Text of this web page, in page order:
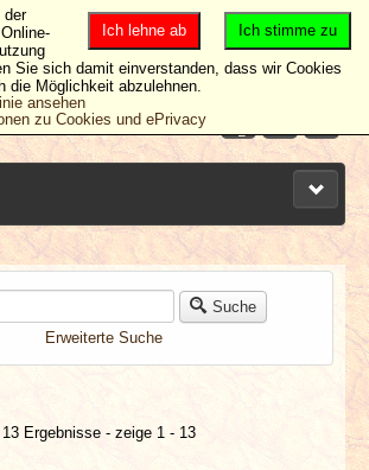
Suche
Erweiterte Suche
13 Ergebnisse - zeige 1 - 13
Ich stimme zu
Ich lehne ab
der
Sie sich damit einverstanden, dass wir Cookies
die Möglichkeit abzulehnen.
ansehen
zu Cookies und ePrivacy